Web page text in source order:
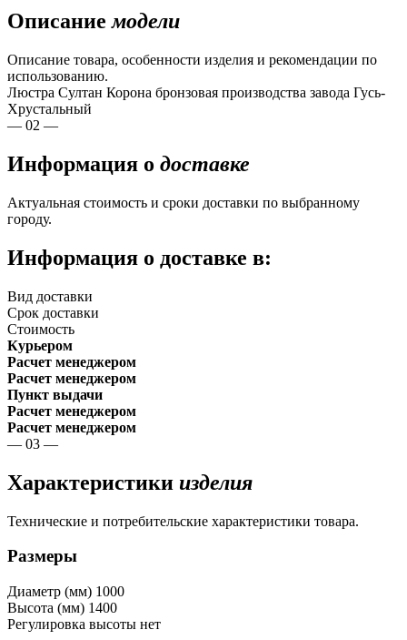
Описаниемодели
Описание товара, особенности изделия и рекомендации по
использованию.
Люстра Султан Корона бронзовая производства завода Гусь-
Хрустальный
— 02 —
Информация о доставке
Актуальная стоимость и сроки доставки по выбранному
городу.
Информация о доставке в:
Вид доставки
Срок доставки
Стоимость
Курьером
Расчет менеджером
Расчет менеджером
Пункт выдачи
Расчет менеджером
Расчет менеджером
— 03 —
Характеристики изделия
Технические и потребительские характеристики товара.
Размеры
Диаметр (мм) 1000
Высота (мм) 1400
Регулировка высоты нет